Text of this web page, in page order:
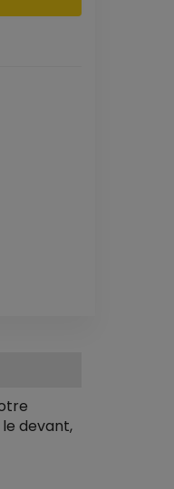
devant,